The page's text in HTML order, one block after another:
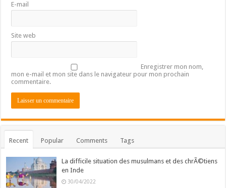
E-mail
Site web
Enregistrer mon nom,
mon e-mail et mon site dans le navigateur pour mon prochain
commentaire.
Recent Popular Comments Tags
La difficile situation des musulmans et des chrÃ©tiens
en Inde
30/04/2022